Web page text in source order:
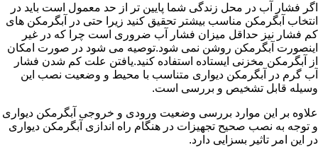
اگر فشار آب در محل زندگی شما پایین تر از حد معمول است باید در
انتخاب آبگرمکن مناسب بیشتر تحقیق کنید زیرا حتی در آبگرمکن های
کم فشار نیز حداقل میزان فشار آب ضروری است چرا که در غیر
اینصورت آبگرمکن روشن نمی شود.توصیه می شود در صورت امکان
از آبگرمکن مخزنی ایستاده استفاده کنید.یافتن علت کم شدن فشار
آب گرم در آبگرمکن دیواری متناسب با محیط و وضعیت نصب این
وسیله قابل تشخیص و بررسی است.
علاوه بر این موارد بررسی وضعیت ورودی و خروجی آبگرمکن دیواری
و توجه به نصب صحیح تجهیزات در هنگام راه اندازی آبگرمکن دیواری
در این امر تاثیر بسزایی دارد.